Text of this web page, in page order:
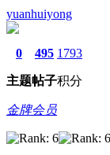
yuanhuiyong
0
主题
495
帖子
1793
积分
金牌会员